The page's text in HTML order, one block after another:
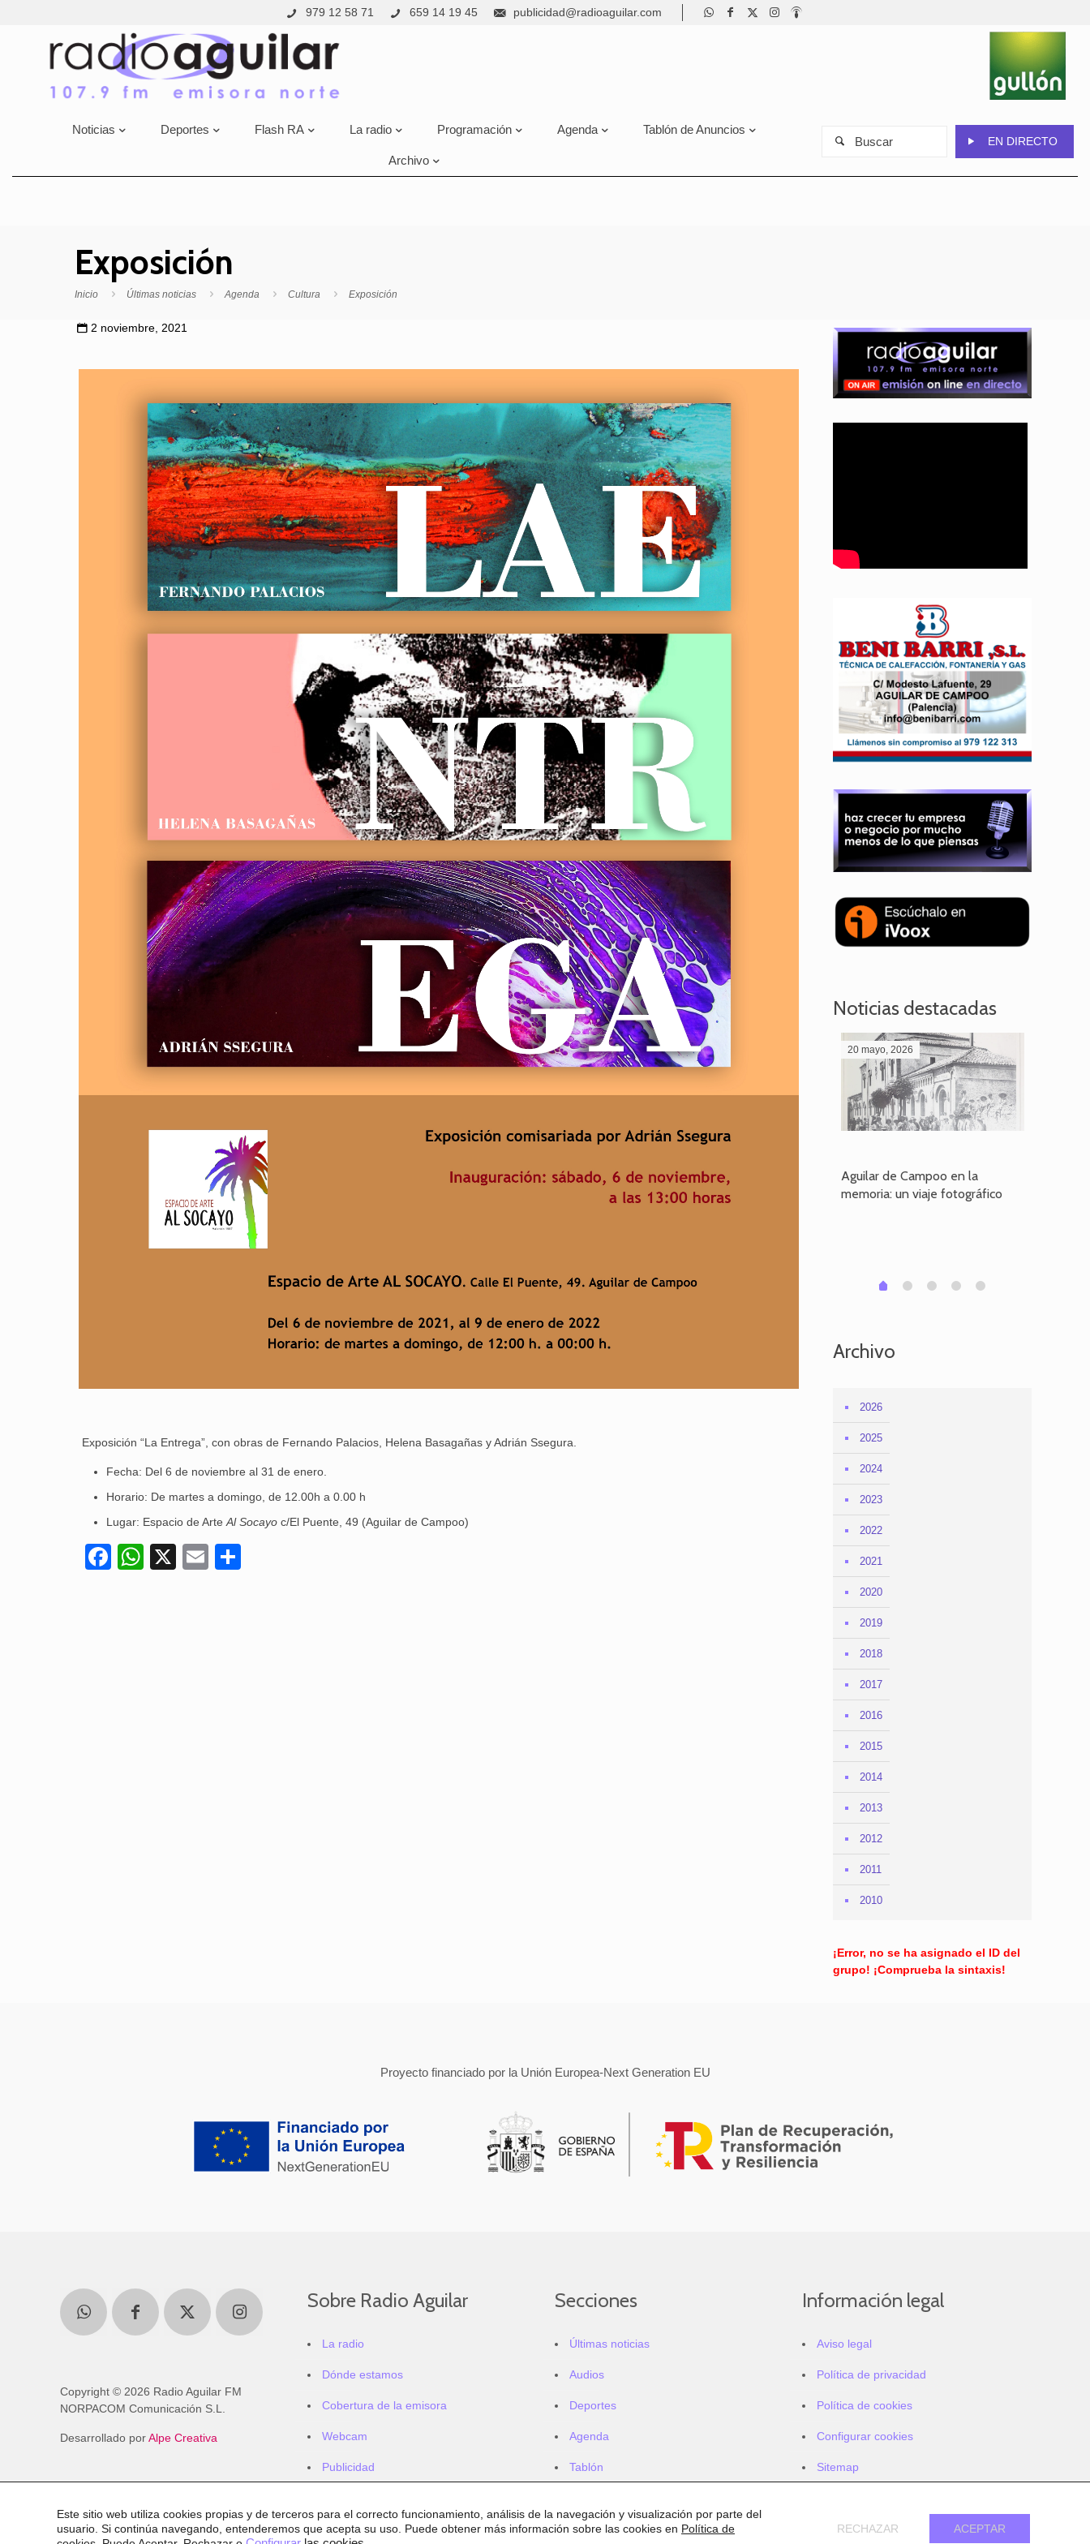
979 12 58 71 659 14 19 45 publicidad@radioaguilar.com
Noticias Deportes Flash RA La radio Programación Agenda Tablón de Anuncios
Archivo
EN DIRECTO
Exposición
Inicio Últimas noticias Agenda Cultura Exposición
2 noviembre, 2021
Exposición “La Entrega”, con obras de Fernando Palacios, Helena Basagañas y Adrián Ssegura.
Fecha: Del 6 de noviembre al 31 de enero.
Horario: De martes a domingo, de 12.00h a 0.00 h
Lugar: Espacio de ArteAl Socayo c/El Puente, 49 (Aguilar de Campoo)
Facebook
WhatsApp
X Email
Noticias destacadas
25 febrero, 2026
Aguilar de Campoo en la
memoria: un viaje fotográfico
20 mayo, 2026
Aguilar de Campoo en la
memoria: un viaje fotográfico
0 1 2 3 4
Archivo
2026
2025
2024
2023
2022
2021
2020
2019
2018
2017
2016
2015
2014
2013
2012
2011
2010
¡Error, no se ha asignado el ID del
grupo! ¡Comprueba la sintaxis!
Proyecto financiado por la Unión Europea-Next Generation EU
Copyright © 2026 Radio Aguilar FM
NORPACOM Comunicación S.L.
Desarrollado porAlpe Creativa
Sobre Radio Aguilar
La radio
Dónde estamos
Cobertura de la emisora
Webcam
Publicidad
Secciones
Últimas noticias
Audios
Deportes
Agenda
Tablón
Información legal
Aviso legal
Política de privacidad
Política de cookies
Configurar cookies
Sitemap
Este sitio web utiliza cookies propias y de terceros para el correcto funcionamiento, análisis de la navegación y visualización por parte del
usuario. Si continúa navegando, entenderemos que acepta su uso. Puede obtener más información sobre las cookies en Política de
ACEPTAR
RECHAZAR